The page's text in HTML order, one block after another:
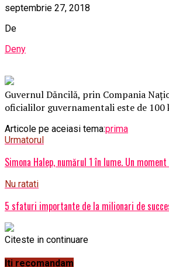
septembrie 27, 2018
De
Deny
Guvernul Dăncilă, prin Compania
oficialilor guvernamentali este de
Articole pe aceiasi tema:prima
Urmatorul
Simona Halep, numărul 1 în lume. Un
Nu ratati
5 sfaturi importante de la milionari de
Citeste in continuare
Iti recomandam